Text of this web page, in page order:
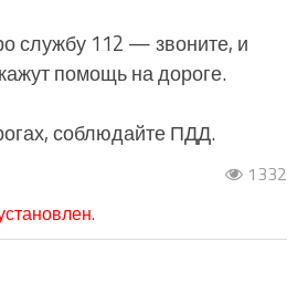
службу 112 — звоните, и
помощь на дороге.
соблюдайте ПДД.
1332